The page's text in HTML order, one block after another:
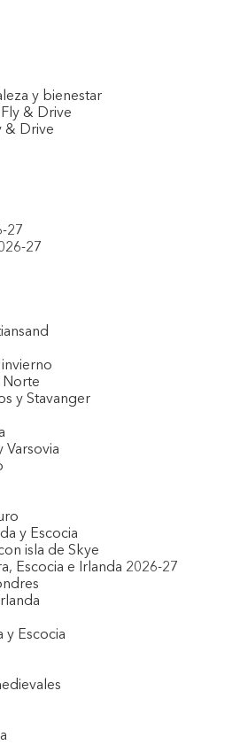
y bienestar
& Drive
& Drive
27
27
Norte
y Stavanger
Varsovia
y Escocia
isla de Skye
Escocia e Irlanda 2026-27
y Escocia